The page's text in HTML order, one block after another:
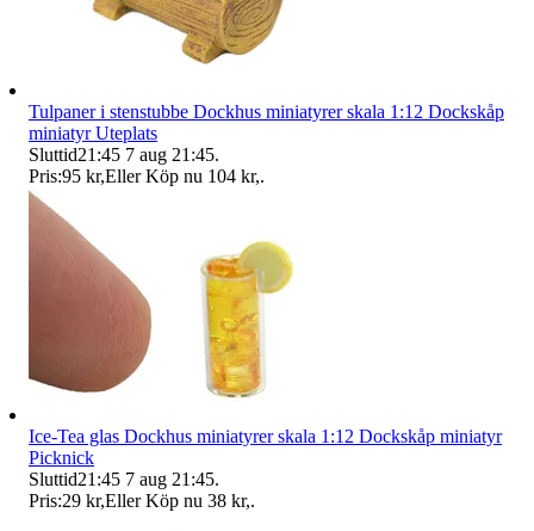
Tulpaner i stenstubbe Dockhus miniatyrer skala 1:12 Dockskåp
miniatyr Uteplats
Sluttid21:45 7 aug 21:45.
Pris:95 kr,Eller Köp nu 104 kr,.
Ice-Tea glas Dockhus miniatyrer skala 1:12 Dockskåp miniatyr
Picknick
Sluttid21:45 7 aug 21:45.
Pris:29 kr,Eller Köp nu 38 kr,.